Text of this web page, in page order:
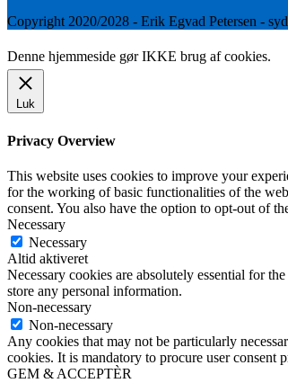
Copyright 2020/2028 - Erik Egvad Petersen -
Denne hjemmeside gør IKKE brug af cookies.
Luk
Privacy Overview
This website uses cookies to improve your
for the working of basic functionalities of the
consent. You also have the option to opt-out of
Necessary
Necessary
Altid aktiveret
Necessary cookies are absolutely essential for
store any personal information.
Non-necessary
Non-necessary
Any cookies that may not be particularly
cookies. It is mandatory to procure user consent
GEM & ACCEPTÈR